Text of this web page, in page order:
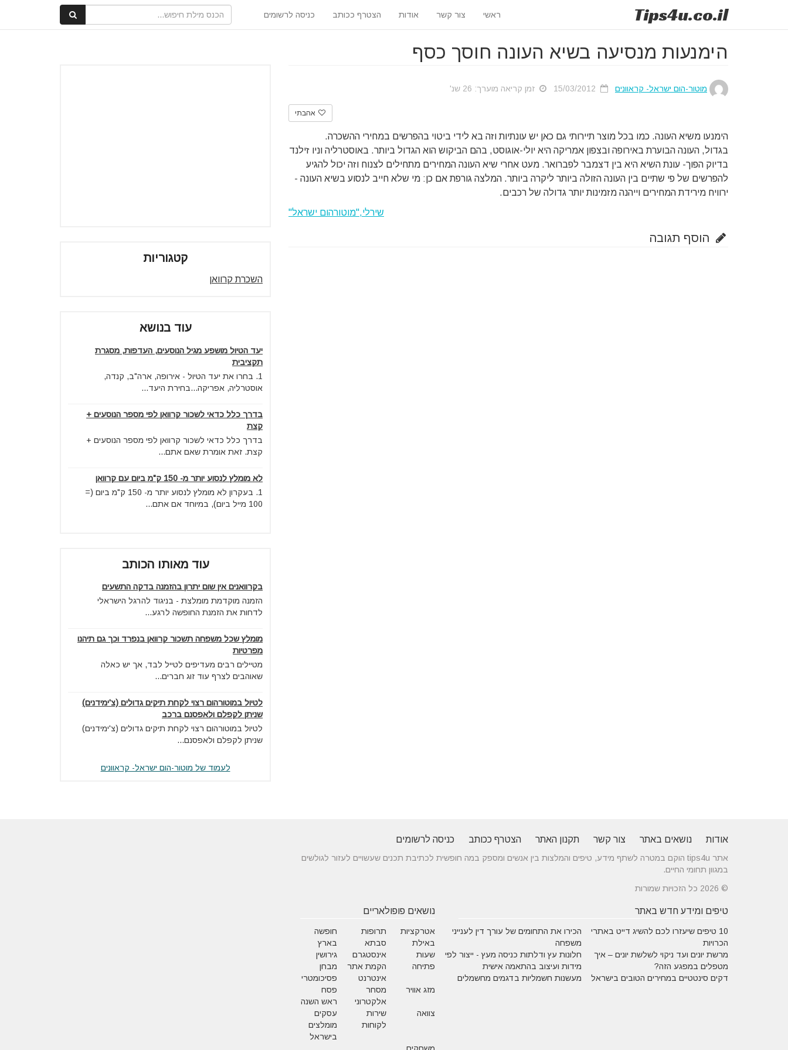
Tips4u.co.il ראשי צור קשר אודות הצטרף ככותב כניסה לרשומים
הימנעות מנסיעה בשיא העונה חוסך כסף
מוטור-הום ישראל- קראוונים זמן קריאה מוערך: 26 שנ'
אהבתי
הימנעו משיא העונה. כמו בכל מוצר תיירותי גם כאן יש עונתיות וזה בא לידי ביטוי בהפרשים במחירי ההשכרה.
בגדול, העונה הבוערת באירופה ובצפון אמריקה היא יולי-אוגוסט, בהם הביקוש הוא הגדול ביותר. באוסטרליה וניו זילנד
בדיוק הפוך- עונת השיא היא בין דצמבר לפברואר. מעט אחרי שיא העונה המחירים מתחילים לצנוח וזה יכול להגיע
להפרשים של פי שתיים בין העונה הזולה ביותר ליקרה ביותר. המלצה גורפת אם כן: מי שלא חייב לנסוע בשיא העונה -
ירוויח מירידת המחירים וייהנה מזמינות יותר גדולה של רכבים.
שירלי,"מוטורהום ישראל"
הוסף תגובה
קטגוריות
השכרת קרוואן
עוד בנושא
יעד הטיול מושפע מגיל הנוסעים, העדפות, מסגרת
תקציבית
1. בחרו את יעד הטיול - אירופה, ארה"ב, קנדה,
אוסטרליה, אפריקה...בחירת היעד...
בדרך כלל כדאי לשכור קרוואן לפי מספר הנוסעים +
קצת
בדרך כלל כדאי לשכור קרוואן לפי מספר הנוסעים +
קצת. זאת אומרת שאם אתם...
לא מומלץ לנסוע יותר מ- 150 ק"מ ביום עם קרוואן
1. בעקרון לא מומלץ לנסוע יותר מ- 150 ק"מ ביום (=
100 מייל ביום), במיוחד אם אתם...
עוד מאותו הכותב
בקרוואנים אין שום יתרון בהזמנה בדקה התשעים
הזמנה מוקדמת מומלצת - בניגוד להרגל הישראלי
לדחות את הזמנת החופשה לרגע...
מומלץ שכל משפחה תשכור קרוואן בנפרד וכך גם תיהנו
מפרטיות
מטיילים רבים מעדיפים לטייל לבד, אך יש כאלה
שאוהבים לצרף עוד זוג חברים...
לטיול במוטורהום רצוי לקחת תיקים גדולים (צ'ימידנים)
שניתן לקפלם ולאפסנם ברכב
לטיול במוטורהום רצוי לקחת תיקים גדולים (צ'ימידנים)
שניתן לקפלם ולאפסנם...
לעמוד של מוטור-הום ישראל- קראוונים
אודות נושאים באתר צור קשר תקנון האתר הצטרף ככותב כניסה לרשומים
אתר tips4u הוקם במטרה לשתף מידע, טיפים והמלצות בין אנשים ומספק במה חופשית לכתיבת תכנים שעשויים לעזור לגולשים
במגוון תחומי החיים.
© 2026 כל הזכויות שמורות
טיפים ומידע חדש באתר
10 טיפים שיעזרו לכם להשיג דייט באתרי
הכרויות
הכירו את התחומים של עורך דין לענייני
משפחה
מרשת יונים ועד ניקוי לשלשת יונים – איך
מטפלים במפגע הזה?
חלונות עץ ודלתות כניסה מעץ - ייצור לפי
מידות ועיצוב בהתאמה אישית
דקים סינטטיים במחירים הטובים בישראל
מעשנות חשמליות בדגמים מחשמלים
נושאים פופולאריים
אטרקציות
באילת
תרופות
סבתא
חופשה
בארץ
שעות
פתיחה
אינסטגרם
גירושין
הקמת אתר
אינטרנט
מבחן
פסיכומטרי
מזג אוויר
מסחר
אלקטרוני
פסח
ראש השנה
צוואה
שירות
לקוחות
עסקים
מומלצים
בישראל